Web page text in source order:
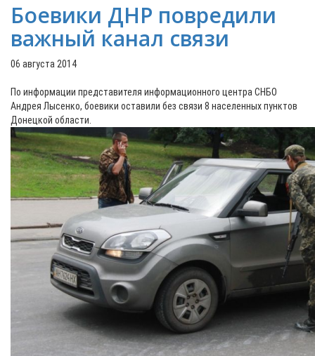
Боевики ДНР повредили
важный канал связи
06 августа 2014
По информации представителя информационного центра СНБО
Андрея Лысенко, боевики оставили без связи 8 населенных пунктов
Донецкой области.